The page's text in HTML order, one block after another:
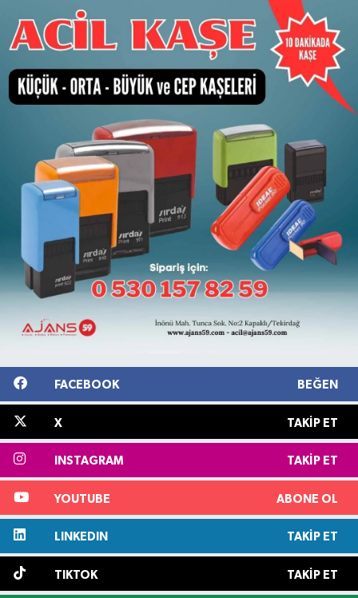
FACEBOOK BEĞEN
X TAKIP ET
INSTAGRAM TAKIP ET
YOUTUBE ABONE OL
LINKEDIN TAKIP ET
TIKTOK TAKIP ET